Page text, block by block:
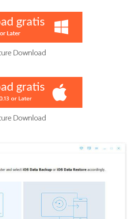
gratis
gratis